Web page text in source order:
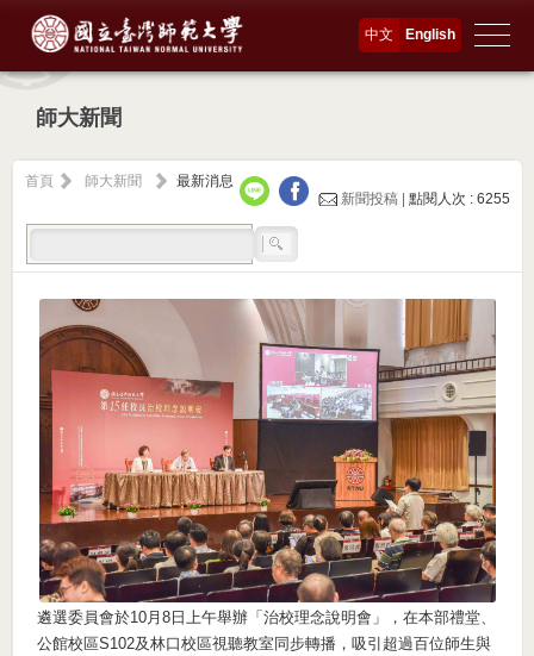
English
中文
師大新聞
首頁 師大新聞
最新消息
新聞投稿 |點閱人次 : 6255
遴選委員會於10月8日上午舉辦「治校理念說明會」，在本部禮堂、
公館校區S102及林口校區視聽教室同步轉播，吸引超過百位師生與